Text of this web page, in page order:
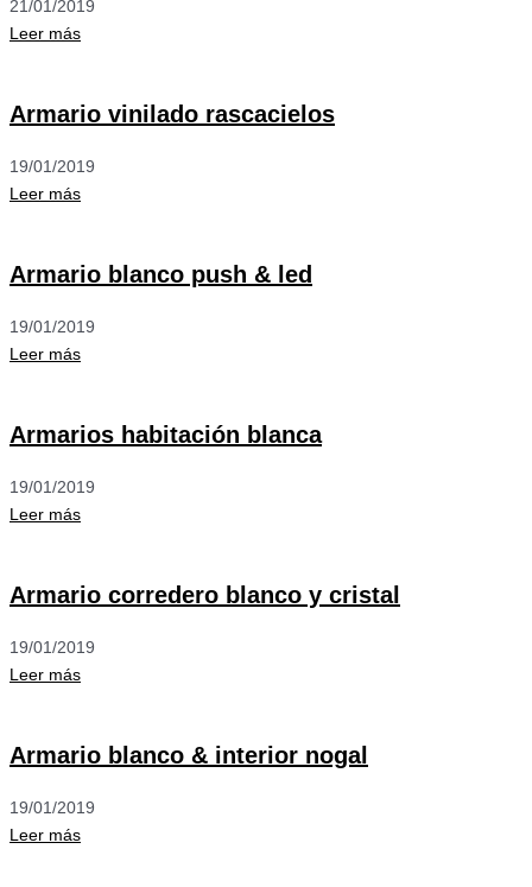
21/01/2019
Leer más
Armario vinilado rascacielos
19/01/2019
Leer más
Armario blanco push & led
19/01/2019
Leer más
Armarios habitación blanca
19/01/2019
Leer más
Armario corredero blanco y cristal
19/01/2019
Leer más
Armario blanco & interior nogal
19/01/2019
Leer más